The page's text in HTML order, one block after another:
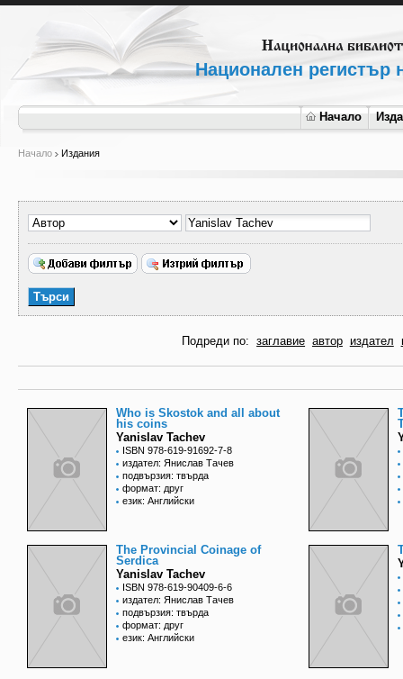
Национален регистър
Начало
Начало Издания
Подреди по: заглавие автор издател
Who is Skostok and all about
his coins
Yanislav Tachev
ISBN 978-619-91692-7-8
издател: Янислав Тачев
подвързия: твърда
формат: друг
език: Английски
The Provincial Coinage of
Serdica
Yanislav Tachev
ISBN 978-619-90409-6-6
издател: Янислав Тачев
подвързия: твърда
формат: друг
език: Английски